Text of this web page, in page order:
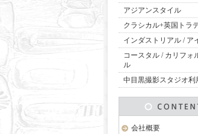
アジアンスタイル
クラシカル+英国トラ
インダストリアル / ア
コースタル / カリフォ
ル
中目黒撮影スタジオ利
会社概要